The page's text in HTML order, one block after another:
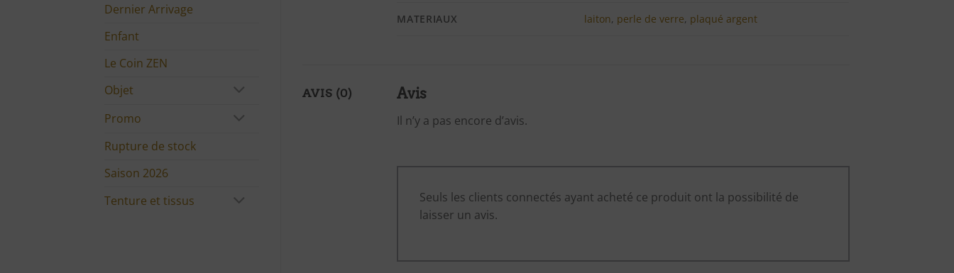
Dernier Arrivage
Enfant
Le Coin ZEN
Objet
Promo
Rupture de stock
Saison 2026
Tenture et tissus
MATERIAUX laiton, perle de verre, plaqué argent
AVIS (0) Avis
Il n’y a pas encore d’avis.
Seuls les clients connectés ayant acheté ce produit ont la possibilité de
laisser un avis.